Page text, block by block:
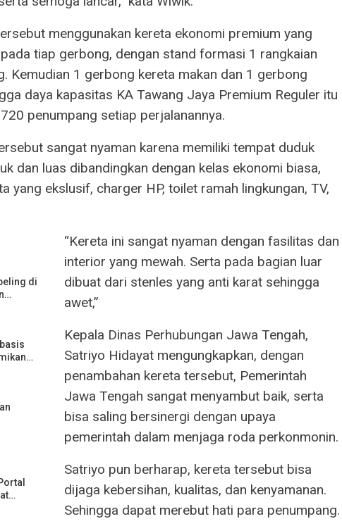
menggunakan kereta ekonomi premium yang
tiap gerbong, dengan stand formasi 1 rangkaian
Kemudian 1 gerbong kereta makan dan 1 gerbong
daya kapasitas KA Tawang Jaya Premium Reguler itu
penumpang setiap perjalanannya.
sangat nyaman karena memiliki tempat duduk
dan luas dibandingkan dengan kelas ekonomi biasa,
yang ekslusif, charger HP, toilet ramah lingkungan, TV,
di
“Kereta ini sangat nyaman dengan fasilitas dan
interior yang mewah. Serta pada bagian luar
dibuat dari stenles yang anti karat sehingga
awet,”
Kepala Dinas Perhubungan Jawa Tengah,
Satriyo Hidayat mengungkapkan, dengan
penambahan kereta tersebut, Pemerintah
Jawa Tengah sangat menyambut baik, serta
bisa saling bersinergi dengan upaya
pemerintah dalam menjaga roda perkonmonin.
Satriyo pun berharap, kereta tersebut bisa
dijaga kebersihan, kualitas, dan kenyamanan.
Sehingga dapat merebut hati para penumpang.